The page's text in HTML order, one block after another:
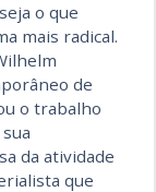
o que
mais radical.
de
o trabalho
da atividade
que